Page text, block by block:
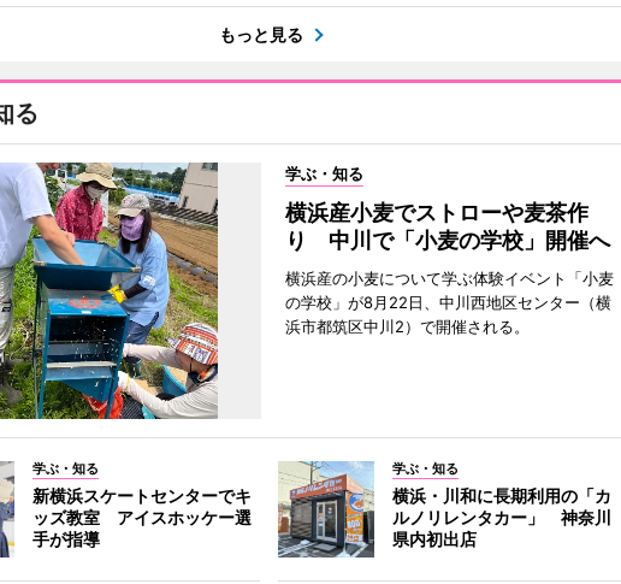
もっと見る
る
学ぶ・知る
横浜産小麦でストローや麦茶作
り 中川で「小麦の学校」開催へ
横浜産の小麦について学ぶ体験イベント「小麦
の学校」が8月22日、中川西地区センター（横
浜市都筑区中川2）で開催される。
学ぶ・知る
新横浜スケートセンターでキ
ッズ教室 アイスホッケー選
手が指導
学ぶ・知る
横浜・川和に長期利用の「カ
ルノリレンタカー」 神奈川
県内初出店